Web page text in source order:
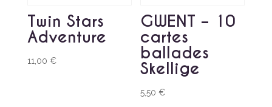
Twin Stars
Adventure
11,00 €
GWENT – 10
cartes
ballades
Skellige
5,50€